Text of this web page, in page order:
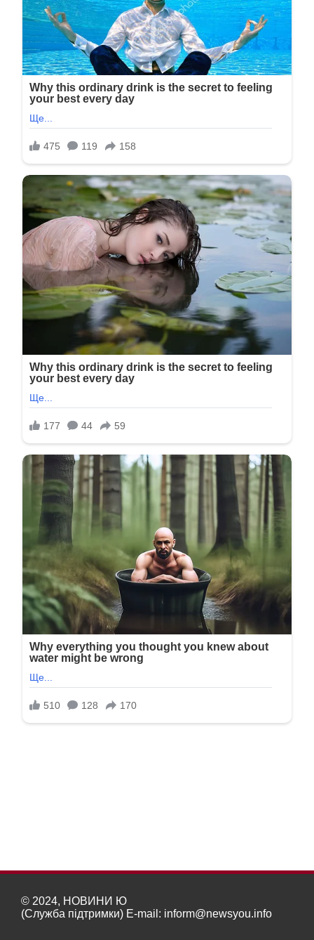
© 2024, НОВИНИ Ю
(Служба підтримки) E-mail: inform@newsyou.info